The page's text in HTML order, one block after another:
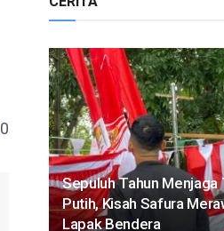
0
Sepuluh Tahun Menjaga
Putih, Kisah Safura
Lapak Bendera